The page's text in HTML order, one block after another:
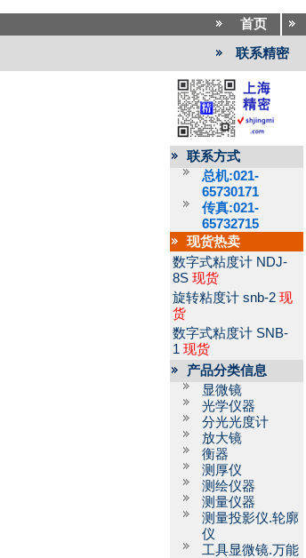
首页
联系精密
联系方式
总机:021-
65730171
传真:021-
65732715
现货热卖
数字式粘度计 NDJ-
8S 现货
旋转粘度计 snb-2 现
货
数字式粘度计 SNB-
1 现货
产品分类信息
显微镜
光学仪器
分光光度计
放大镜
衡器
测厚仪
测绘仪器
测量仪器
测量投影仪.轮廓
仪
工具显微镜.万能